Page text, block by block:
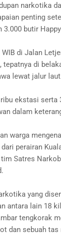
narkotika
penting
butir
di Jalan
di
lewat jalur
ekstasi serta
dalam
warga
perairan
Satres
yang
antara lain 18
tengkorak
dan sebuah